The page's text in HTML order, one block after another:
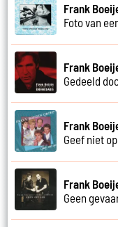
Frank
Foto van
Frank
Gedeeld
Frank
Geef niet op
Frank
Geen